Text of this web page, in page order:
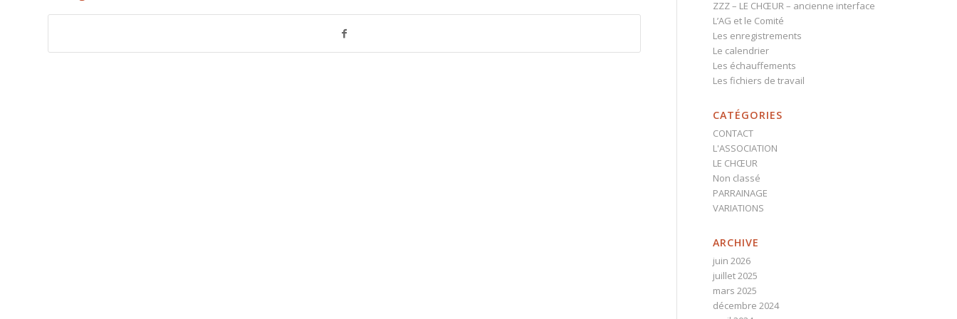
ZZZ – LE CHŒUR – ancienne interface
L’AG et le Comité
Les enregistrements
Le calendrier
Les échauffements
Les fichiers de travail
CATÉGORIES
CONTACT
L'ASSOCIATION
LE CHŒUR
Non classé
PARRAINAGE
VARIATIONS
ARCHIVE
juin 2026
juillet 2025
mars 2025
décembre 2024